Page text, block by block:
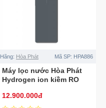
Hãng: Hòa Phát Mã SP: HPA886
Máy lọc nước Hòa Phát
Hydrogen ion kiềm RO
HPA886
12.900.000đ